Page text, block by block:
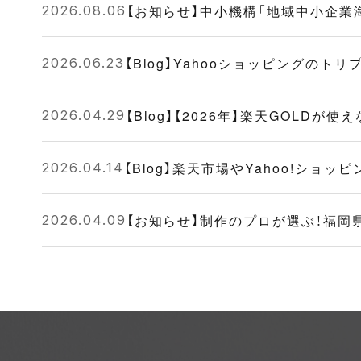
2026.08.06 【お知らせ】中小機構「地域中小企
2026.06.23 【Blog】Yahooショッピングのト
2026.04.29 【Blog】【2026年】楽天GOLDが
2026.04.14 【Blog】楽天市場やYahoo!ショッ
2026.04.09 【お知らせ】制作のプロが選ぶ！福